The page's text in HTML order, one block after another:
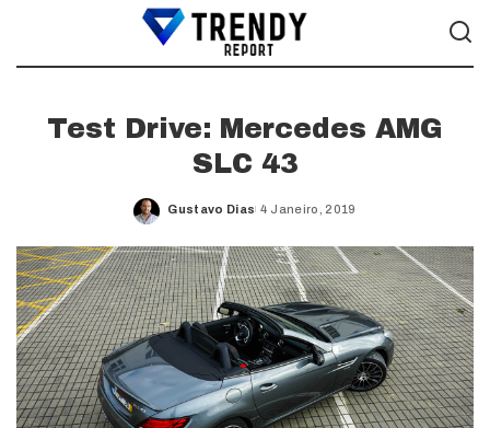
Test Drive: Mercedes AMG
SLC 43
Posted
Gustavo Dias 4 Janeiro, 2019